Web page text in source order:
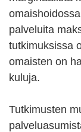
palveluita
tutkimuksissa
omaisten on
kuluja.
Tutkimusten